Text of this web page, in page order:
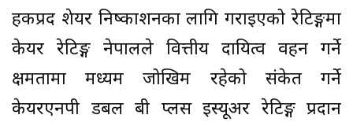
हकप्रद शेयर निष्काशनका लागि गराइएको रेटिङ्गमा
केयर रेटिङ्ग नेपालले वित्तीय दायित्व वहन गर्ने
क्षमतामा मध्यम जोखिम रहेको संकेत गर्ने
केयरएनपी डबल बी प्लस इस्यूअर रेटिङ्ग प्रदान